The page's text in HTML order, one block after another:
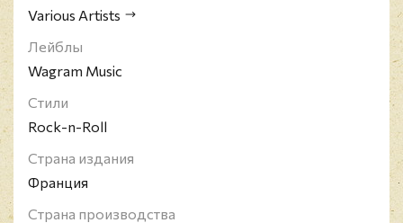
Various Artists
Лейблы
Wagram Music
Стили
Rock-n-Roll
Страна издания
Франция
Страна производства